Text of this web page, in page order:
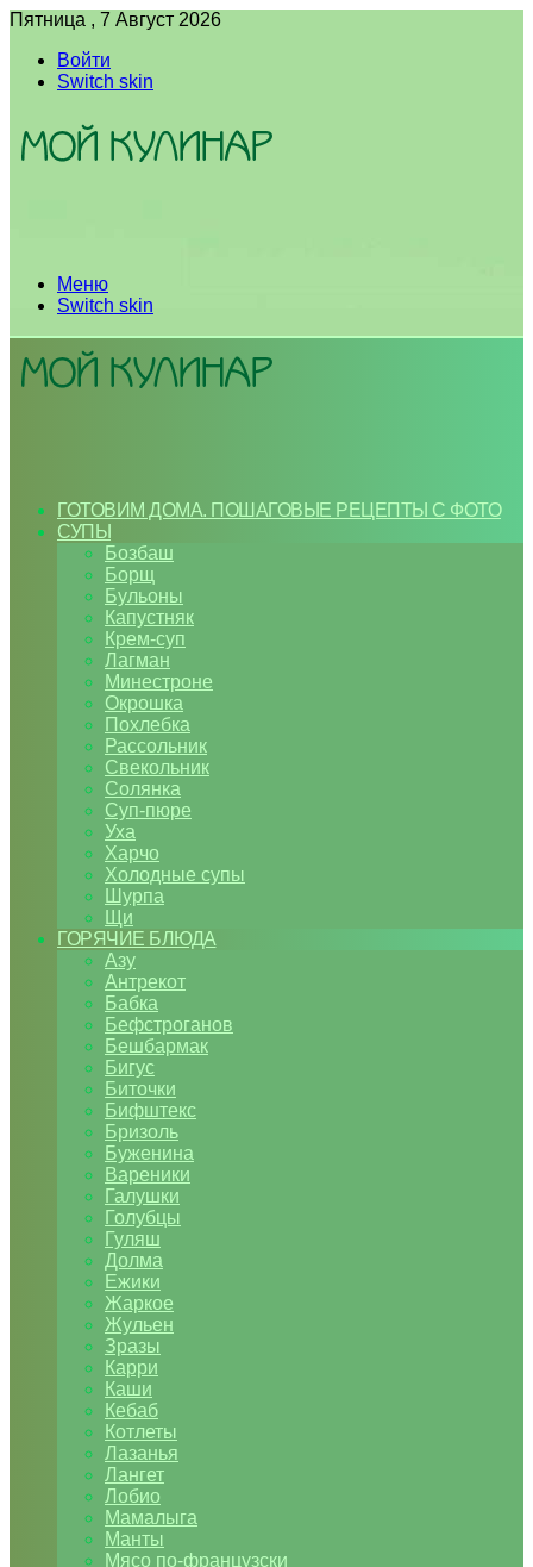
Пятница , 7 Август 2026
Войти
Switch skin
Меню
Switch skin
ГОТОВИМ ДОМА. ПОШАГОВЫЕ РЕЦЕПТЫ С ФОТО
СУПЫ
Бозбаш
Борщ
Бульоны
Капустняк
Крем-суп
Лагман
Минестроне
Окрошка
Похлебка
Рассольник
Свекольник
Солянка
Суп-пюре
Уха
Харчо
Холодные супы
Шурпа
Щи
ГОРЯЧИЕ БЛЮДА
Азу
Антрекот
Бабка
Бефстроганов
Бешбармак
Бигус
Биточки
Бифштекс
Бризоль
Буженина
Вареники
Галушки
Голубцы
Гуляш
Долма
Ежики
Жаркое
Жульен
Зразы
Карри
Каши
Кебаб
Котлеты
Лазанья
Лангет
Лобио
Мамалыга
Манты
Мясо по-французски